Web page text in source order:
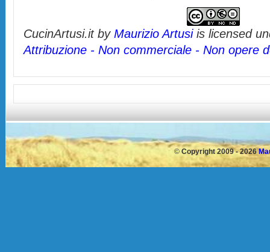
CucinArtusi.itby Maurizio Artusiis licensed
Attribuzione - Non commerciale - Non opere
© Copyright 2009 - 2026